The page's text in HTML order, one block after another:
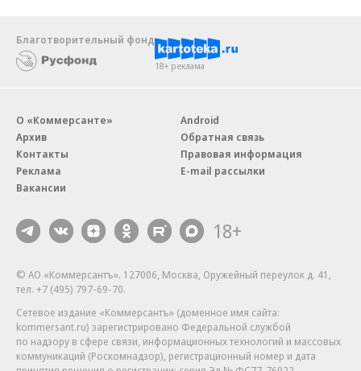
Благотворительный фонд
18+ реклама
О «Коммерсанте»
Архив
Контакты
Реклама
Вакансии
Android
Обратная связь
Правовая информация
E-mail рассылки
18+
© АО «Коммерсантъ». 127006, Москва, Оружейный переулок д. 41,
тел. +7 (495) 797-69-70.
Сетевое издание «Коммерсантъ» (доменное имя сайта:
kommersant.ru) зарегистрировано Федеральной службой
по надзору в сфере связи, информационных технологий и массовых
коммуникаций (Роскомнадзор), регистрационный номер и дата